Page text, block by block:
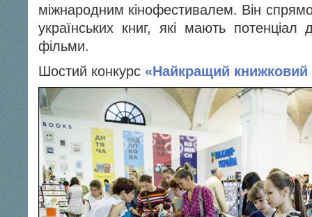
міжнародним кінофестивалем. Він
українських книг, які мають потенціал
фільми.
Шостий конкурс «Найкращий книжковий